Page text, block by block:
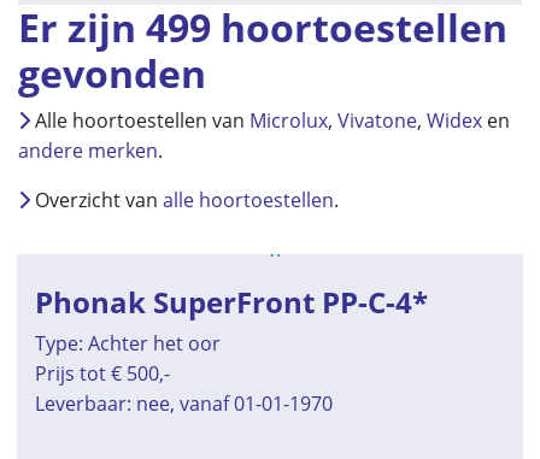
Er zijn 499 hoortoestellen
gevonden
Alle hoortoestellen van Microlux, Vivatone, Widex en
andere merken.
Overzicht van alle hoortoestellen.
Phonak SuperFront PP-C-4*
Type: Achter het oor
Prijs tot € 500,-
Leverbaar: nee, vanaf 01-01-1970